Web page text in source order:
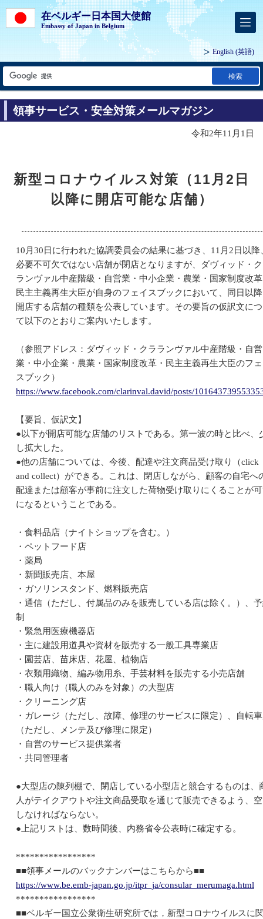
在ベルギー日本国大使館
Embassy of Japan in Belgium
English (英語)
検索
領事サービス・安全対策メールマガジン
令和2年11月1日
新型コロナウイルス対策（11月2日
以降に開店可能な店舗）
10月30日に行われた協調委員会の結果に基づき、11月2日以降
必要不可欠ではない店舗が閉店となりますが、ダヴィッド・
ランヴァル中産階級・自営業・中小企業・農業・国家制度改
民主主義再生大臣が自身のフェイスブックにおいて、同日以
開店する店舗の種類を公表しています。その要旨の仮訳文に
て以下のとおりご案内いたします。
（参照アドレス：ダヴィッド・クラランヴァル中産階級・自営
業・中小企業・農業・国家制度改革・民主主義再生大臣のフ
スブック）
https://www.facebook.com/clarinval.david/posts/
【要旨、仮訳文】
●以下が開店可能な店舗のリストである。第一波の時と比べ、
し拡大した。
●他の店舗については、今後、配達や注文商品受け取り（click
and collect）ができる。これは、閉店しながら、顧客の自宅へ
配達または顧客が事前に注文した荷物受け取りにくることが
になるということである。
・食料品店（ナイトショップを含む。）
・ペットフード店
・薬局
・新聞販売店、本屋
・ガソリンスタンド、燃料販売店
・通信（ただし、付属品のみを販売している店は除く。）、
制
・緊急用医療機器店
・主に建設用道具や資材を販売する一般工具専業店
・園芸店、苗床店、花屋、植物店
・衣類用織物、編み物用糸、手芸材料を販売する小売店舗
・職人向け（職人のみを対象）の大型店
・クリーニング店
・ガレージ（ただし、故障、修理のサービスに限定）、自転
（ただし、メンテ及び修理に限定）
・自営のサービス提供業者
・共同管理者
●大型店の陳列棚で、閉店している小型店と競合するものは、
人がテイクアウトや注文商品受取を通じて販売できるよう、
しなければならない。
●上記リストは、数時間後、内務省令公表時に確定する。
*****************
■■領事メールのバックナンバーはこちらから■■
https://www.be.emb-japan.go.jp/itpr_ja/consular_merumaga.html
*****************
■■ベルギー国立公衆衛生研究所では，新型コロナウイルスに